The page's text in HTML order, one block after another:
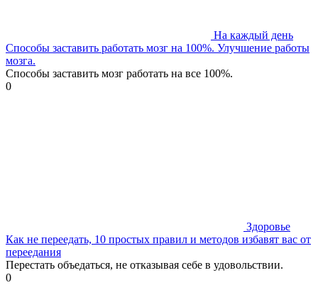
На каждый день
Способы заставить работать мозг на 100%. Улучшение работы
мозга.
Способы заставить мозг работать на все 100%.
0
Здоровье
Как не переедать, 10 простых правил и методов избавят вас от
переедания
Перестать объедаться, не отказывая себе в удовольствии.
0